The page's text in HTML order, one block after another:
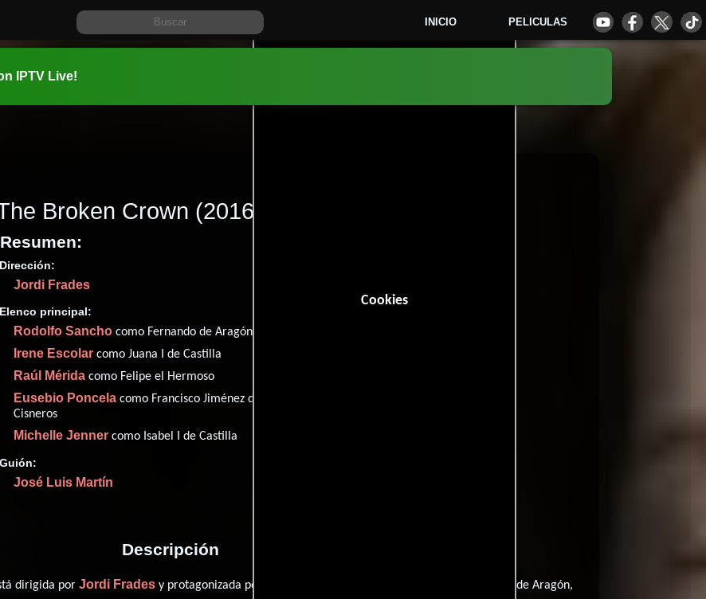
INICIO PELICULAS
Cookies
IPTV Live!
Broken Crown (2016)
Resumen:
Dirección:
Jordi Frades
Elenco principal:
Rodolfo Sancho como Fernando de Aragón
Irene Escolar como Juana I de Castilla
Raúl Mérida como Felipe el Hermoso
Eusebio Poncela como Francisco Jiménez de
Cisneros
Michelle Jenner como Isabel I de Castilla
Guión:
José Luis Martín
01 hr 53 min (113 minutos).
Descripción
dirigida porJordi Frades y protagonizada por quien interpreta a Fernando de Aragón,